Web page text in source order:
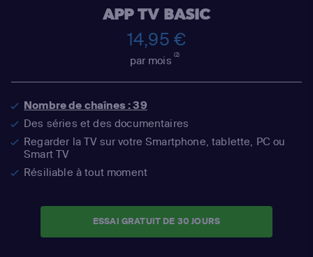
APP TV BASIC
14,95 €
par mois(2)
Nombre de chaînes : 39
Des séries et des documentaires
Regarder la TV sur votre Smartphone, tablette, PC ou
Smart TV
Résiliable à tout moment
ESSAI GRATUIT DE 30 JOURS